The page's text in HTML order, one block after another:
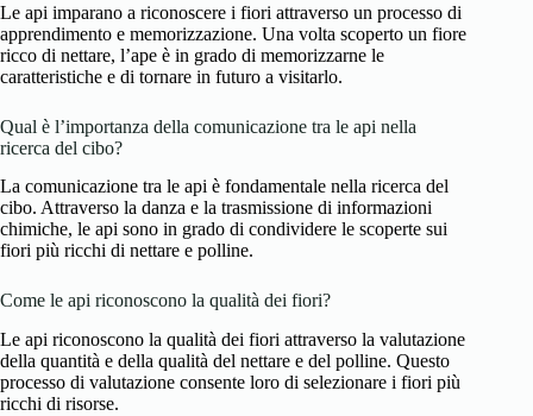
Le api imparano a riconoscere i fiori attraverso un processo di
apprendimento e memorizzazione. Una volta scoperto un fiore
ricco di nettare, l’ape è in grado di memorizzarne le
caratteristiche e di tornare in futuro a visitarlo.
Qual è l’importanza della comunicazione tra le api nella
ricerca del cibo?
La comunicazione tra le api è fondamentale nella ricerca del
cibo. Attraverso la danza e la trasmissione di informazioni
chimiche, le api sono in grado di condividere le scoperte sui
fiori più ricchi di nettare e polline.
Come le api riconoscono la qualità dei fiori?
Le api riconoscono la qualità dei fiori attraverso la valutazione
della quantità e della qualità del nettare e del polline. Questo
processo di valutazione consente loro di selezionare i fiori più
ricchi di risorse.